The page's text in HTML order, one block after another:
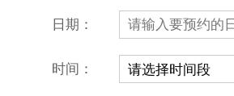
营业时间：9:00-18:00
（节假日照常上班）
微信线上预约：aikangjian1995
微信小程序：爱康健齿科
日期：
时间：